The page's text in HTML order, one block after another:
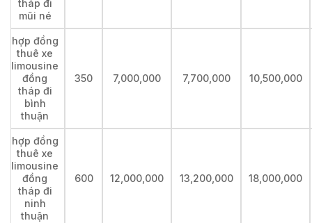
tháp đi
mũi né
hợp đồng
thuê xe
limousine
đồng
tháp đi
bình
thuận
350 7,000,000 7,700,000 10,500,000
hợp đồng
thuê xe
limousine
đồng
tháp đi
ninh
thuận
600 12,000,000 13,200,000 18,000,000